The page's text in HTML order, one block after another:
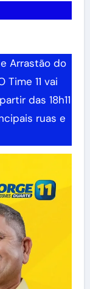
Arrastão do
Time 11 vai
das 18h11
ruas e